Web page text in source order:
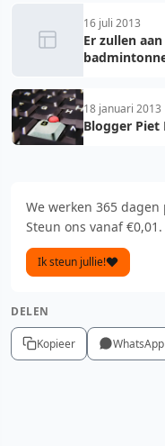
16 juli 2013
Er zullen
18 januari 2013
Blogger
We werken 365
Steun ons vanaf €0,01.
Ik steun jullie!
DELEN
Kopieer WhatsApp